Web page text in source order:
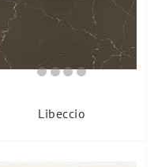
Libeccio